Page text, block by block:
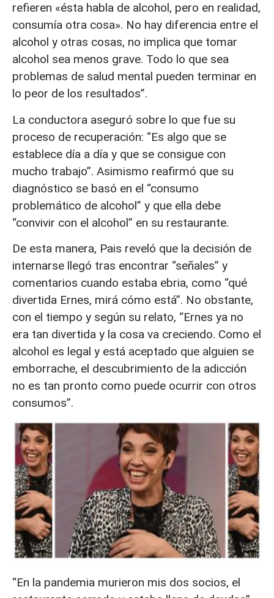
refieren «ésta habla de alcohol, pero en realidad,
consumía otra cosa». No hay diferencia entre el
alcohol y otras cosas, no implica que tomar
alcohol sea menos grave. Todo lo que sea
problemas de salud mental pueden terminar en
lo peor de los resultados”.
La conductora aseguró sobre lo que fue su
proceso de recuperación: “Es algo que se
establece día a día y que se consigue con
mucho trabajo”. Asimismo reafirmó que su
diagnóstico se basó en el “consumo
problemático de alcohol” y que ella debe
“convivir con el alcohol” en su restaurante.
De esta manera, Pais reveló que la decisión de
internarse llegó tras encontrar “señales” y
comentarios cuando estaba ebria, como “qué
divertida Ernes, mirá cómo está”. No obstante,
con el tiempo y según su relato, “Ernes ya no
era tan divertida y la cosa va creciendo. Como el
alcohol es legal y está aceptado que alguien se
emborrache, el descubrimiento de la adicción
no es tan pronto como puede ocurrir con otros
consumos”.
“En la pandemia murieron mis dos socios, el